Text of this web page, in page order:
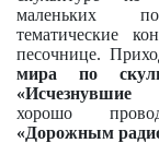
маленьких
тематические
песочнице.
мира по
«Исчезнувшие
хорошо
«Дорожным